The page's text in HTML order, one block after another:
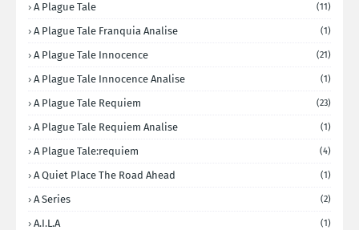
A Plague Tale (11)
A Plague Tale Franquia Analise (1)
A Plague Tale Innocence (21)
A Plague Tale Innocence Analise (1)
A Plague Tale Requiem (23)
A Plague Tale Requiem Analise (1)
A Plague Tale:requiem (4)
A Quiet Place The Road Ahead (1)
A Series (2)
A.I.L.A (1)